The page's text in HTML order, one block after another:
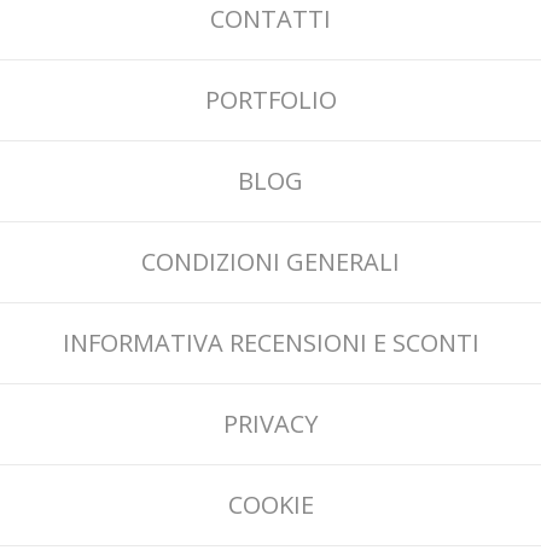
CONTATTI
PORTFOLIO
BLOG
CONDIZIONI GENERALI
INFORMATIVA RECENSIONI E SCONTI
PRIVACY
COOKIE